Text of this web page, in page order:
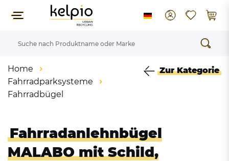
Home
Fahrradparksysteme
Fahrradbügel
Zur Kategorie
Fahrradanlehnbügel
MALABO mit Schild,